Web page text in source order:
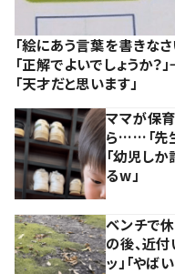
「絵にあう言葉を書きな
「正解でよいでしょうか？
「天才だと思います」
ママが保
ら……「先
「幼児し
るw」
ベンチで
の後、近
ッ」「やば